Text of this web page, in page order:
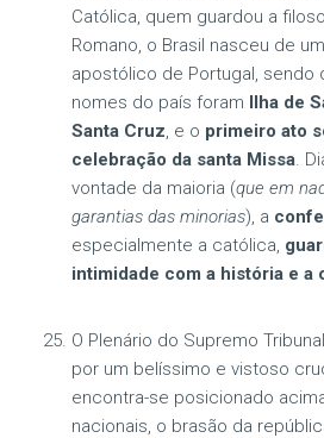
Católica, quem guardou a
Romano, o Brasil nasceu de
apostólico de Portugal, sendo
nomes do país foram Ilha de
Santa Cruz, e o primeiro ato
celebração da santa Missa.
vontade da maioria (que em
garantias das minorias), a
especialmente a católica,
intimidade com a história e a
O Plenário do Supremo
por um belíssimo e vistoso
encontra-se posicionado
nacionais, o brasão da